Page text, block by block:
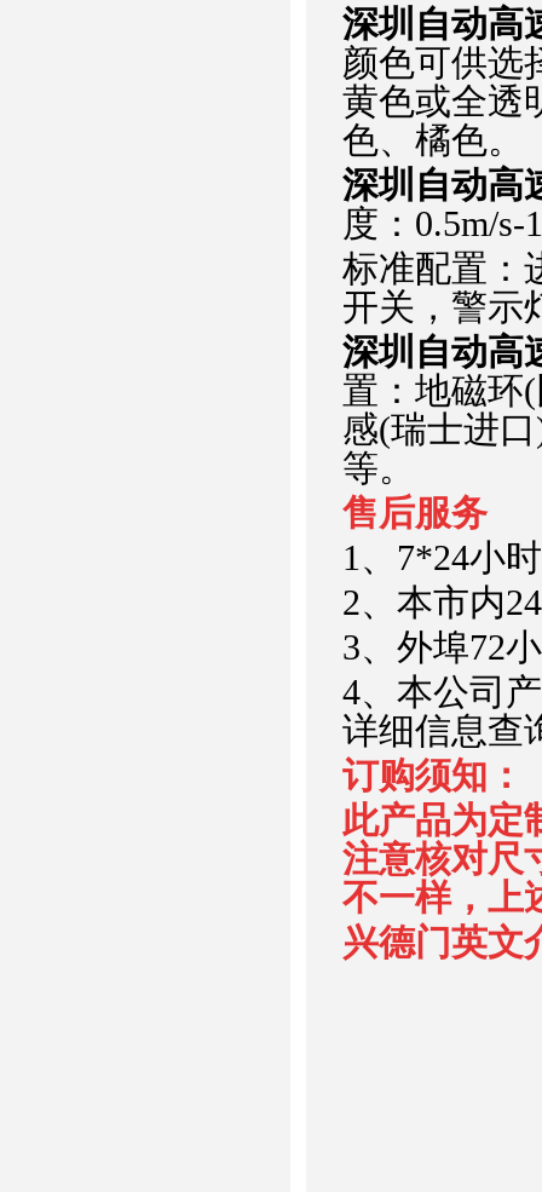
深圳自动高
颜色可供选
黄色或全透
色、橘色。
深圳自动高
度：0.5m/s-
标准配置：
开关，警示
深圳自动高
置：地磁环
感(瑞士进
等。
售后服务
1、7*24小
2、本市内
3、外埠72
4、本公司
详细信息查
订购须知：
此产品为定
注意核对尺
不一样，上
兴德门英文